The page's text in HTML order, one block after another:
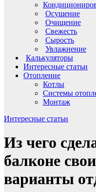
Осушение
Очищение
Свежесть
Сырость
Увлажнение
Калькуляторы
Интересные статьи
Отопление
Котлы
Системы
Монтаж
Интересные статьи
Из чего
балконе
варианты